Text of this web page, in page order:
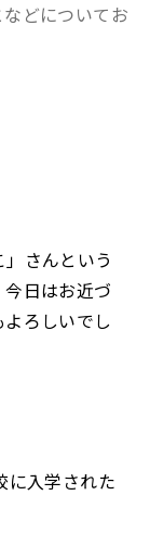
どについてお
」さんという
日はお近づ
ろしいでし
に入学された